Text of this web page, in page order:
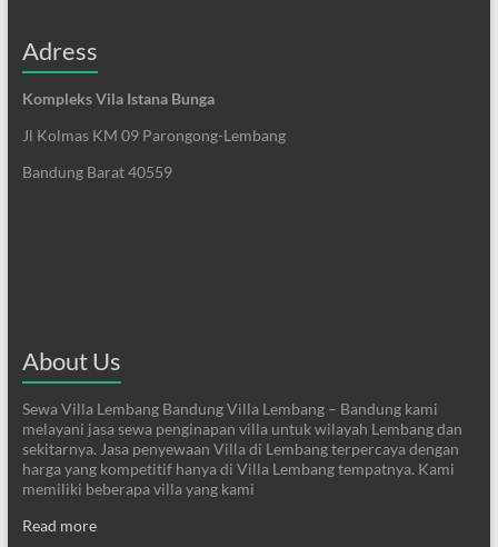
Adress
Kompleks Vila Istana Bunga
Jl Kolmas KM 09 Parongong-Lembang
Bandung Barat 40559
About Us
Sewa Villa Lembang Bandung Villa Lembang – Bandung kami
melayani jasa sewa penginapan villa untuk wilayah Lembang dan
sekitarnya. Jasa penyewaan Villa di Lembang terpercaya dengan
harga yang kompetitif hanya di Villa Lembang tempatnya. Kami
memiliki beberapa villa yang kami
Read more